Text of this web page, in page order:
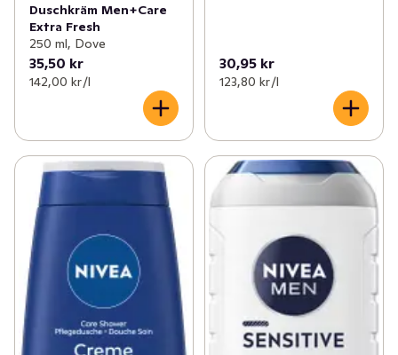
Duschkräm Men+Care
Extra Fresh
250 ml, Dove
35,50 kr
142,00 kr /l
30,95 kr
123,80 kr /l